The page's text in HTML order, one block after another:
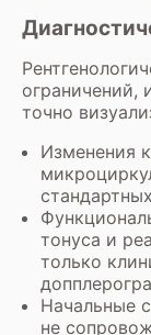
ограничений,
точно
Изменения
тонуса и
только
Начальные
не